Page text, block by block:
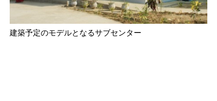
建築予定のモデルとなるサブセンター